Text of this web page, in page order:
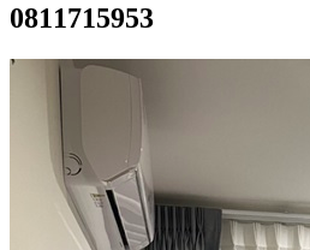
0811715953